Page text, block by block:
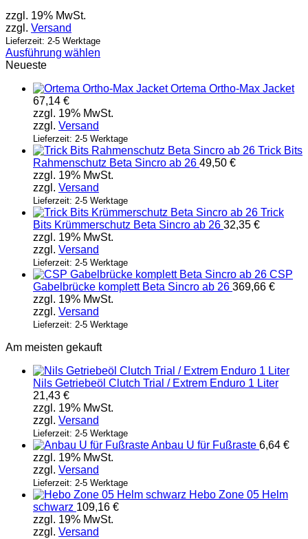
zzgl. 19% MwSt.
zzgl. Versand
Lieferzeit: 2-5 Werktage
Ausführung wählen
Dieses
weist
mehrere
Varianten
Optionen
können
Produktseite
gewählt
werden
Neueste
Ortema Ortho-Max Jacket
67,14 €
zzgl. 19% MwSt.
zzgl. Versand
Lieferzeit: 2-5 Werktage
Trick Bits
Rahmenschutz Beta Sincro ab 26 49,50 €
zzgl. 19% MwSt.
zzgl. Versand
Lieferzeit: 2-5 Werktage
Trick
Bits Krümmerschutz Beta Sincro ab 26 32,35 €
zzgl. 19% MwSt.
zzgl. Versand
Lieferzeit: 2-5 Werktage
CSP
Gabelbrücke komplett Beta Sincro ab 26 369,66 €
zzgl. 19% MwSt.
zzgl. Versand
Lieferzeit: 2-5 Werktage
Am meisten gekauft
Nils Getriebeöl Clutch Trial / Extrem Enduro 1 Liter
21,43 €
zzgl. 19% MwSt.
zzgl. Versand
Lieferzeit: 2-5 Werktage
Anbau U für Fußraste 6,64 €
zzgl. 19% MwSt.
zzgl. Versand
Lieferzeit: 2-5 Werktage
Hebo Zone 05 Helm
schwarz 109,16 €
zzgl. 19% MwSt.
zzgl. Versand